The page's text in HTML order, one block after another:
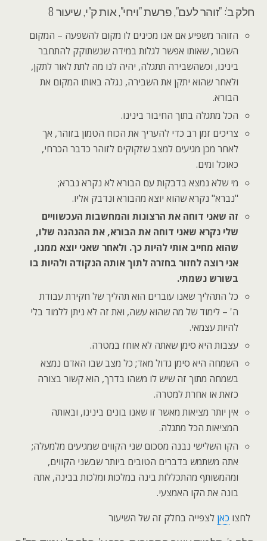
חלק ב': "זוהר לעם", פרשת "ויחי", אות ק"י, שיעור 8
הזוהר משפיע אם אנו מכינים לו מקום להשפעה – המקום
השבור, שאותו אפשר לגלות במידה שנשתוקק להתחבר
בינינו, וכשהשבירה תתגלה, יהיה לנו מה לתת לאור לתקן,
ולאחר שהוא יתקן את השבירה, נגלה באותו המקום את
הבורא.
הכל מתגלה בתוך החיבור בינינו.
צריכים זמן רב כדי להעריך את הכוח הטמון בזוהר, אך
לאחר מכן מגיעים למצב שזקוקים לזוהר כדבר הכרחי,
כאוכל ומים.
מי שלא נמצא בדבקות עם הבורא לא נקרא נברא;
"נברא" נקרא שהוא יוצא מהבורא ונדבק אליו.
זה שאני דוחה את הרצונות והמחשבות העכשוויים
שלי נקרא שאני דוחה את הבורא, את ההנהגה שלו,
שהוא מחייב אותי להיות כך. ולאחר שאני יוצא ממנו,
אני רוצה לחזור בחזרה לתוך אותה הנקודה ולהיות בו
בשורש נשמתי.
כל התהליך שאנו עוברים הוא תהליך של חקירת עבודת
ה' – לימוד של מה שהוא עשה, ואת זה לא ניתן ללמוד בלי
להיות עצמאי.
עצבות היא סימן שאתה לא אוחז במטרה.
השמחה היא סימן גדול מאד; כל מצב שבו האדם נמצא
בשמחה מתוך זה שיש לו משהו בדרך, הוא קשור בצורה
כזאת או אחרת למטרה.
אין יותר מציאות מאשר זו שאנו בונים בינינו, ובאותה
המציאות הכל מתגלה.
הקו השלישי נבנה מסכום שני הקווים שמגיעים מלמעלה;
אתה משתמש בדברים הטובים ביותר שבשני הקווים,
ומהמשותף מהתכללות בינה במלכות ומלכות בבינה, אתה
בונה את הקו האמצעי.
לחצו כאן לצפייה בחלק זה של השיעור